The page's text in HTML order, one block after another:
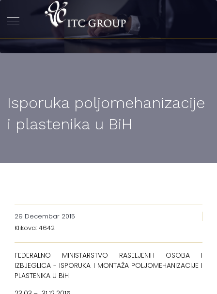
Isporuka poljomehanizacije
i plastenika u BiH
29 Decembar 2015
Klikova: 4642
FEDERALNO MINISTARSTVO RASELJENIH OSOBA I
IZBJEGLICA - ISPORUKA I MONTAŽA POLJOMEHANIZACIJE I
PLASTENIKA U BiH